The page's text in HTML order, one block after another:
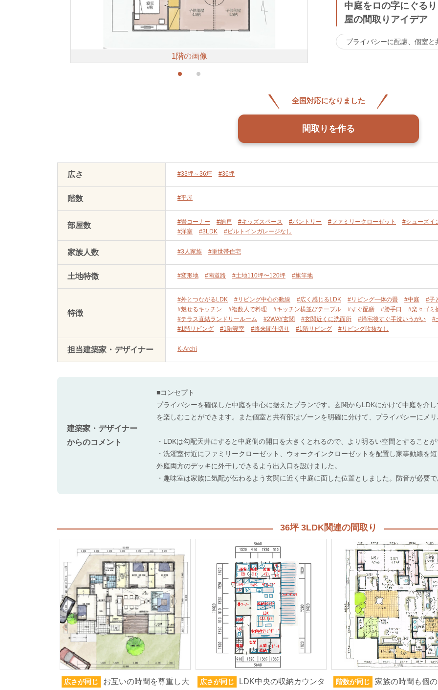
中庭をロの字にぐる
屋の間取りアイデア
プライバシーに配慮、個室と
1階の画像
全国対応になりました
間取りを作る
広さ #33坪～36坪 #36坪
階数 #平屋
部屋数 #畳コーナー #納戸 #キッズスペース #パントリー #ファミリークローゼット #シューズイ
#洋室
#3LDK #ビルトインガレージなし
家族人数 #3人家族 #単世帯住宅
土地特徴 #変形地 #南道路 #土地110坪〜120坪 #旗竿地
特徴
#外とつながるLDK #リビング中心の動線 #広く感じるLDK #リビング一体の畳 #中庭 #子
#魅せるキッチン
#複数人で料理 #キッチン横並びテーブル #すぐ配膳 #勝手口 #楽々ゴミ
#テラス直結ランドリールーム
#2WAY玄関 #玄関近くに洗面所 #帰宅後すぐ手洗いうがい #
#1階リビング
#1階寝室 #将来間仕切り #1階リビング #リビング吹抜なし
担当建築家・デザイナー K-Archi
建築家・デザイナー
からのコメント
■コンセプト
プライバシーを確保した中庭を中心に据えたプランです。玄関からLDKにかけて中庭を介
を楽しむことができます。また個室と共有部はゾーンを明確に分けて、プライバシーにメリ
・LDKは勾配天井にすると中庭側の開口を大きくとれるので、より明るい空間とすることが
・洗濯室付近にファミリークローゼット、ウォークインクローゼットを配置し家事動線を
外庭両方のデッキに外干しできるよう出入口を設けました。
・趣味室は家族に気配が伝わるよう玄関に近く中庭に面した位置としました。防音が必要
36坪 3LDK関連の間取り
広さが同じ
お互いの時間を尊重し大
広さが同じ
LDK中央の収納カウンタ
階数が同じ
家族の時間も個